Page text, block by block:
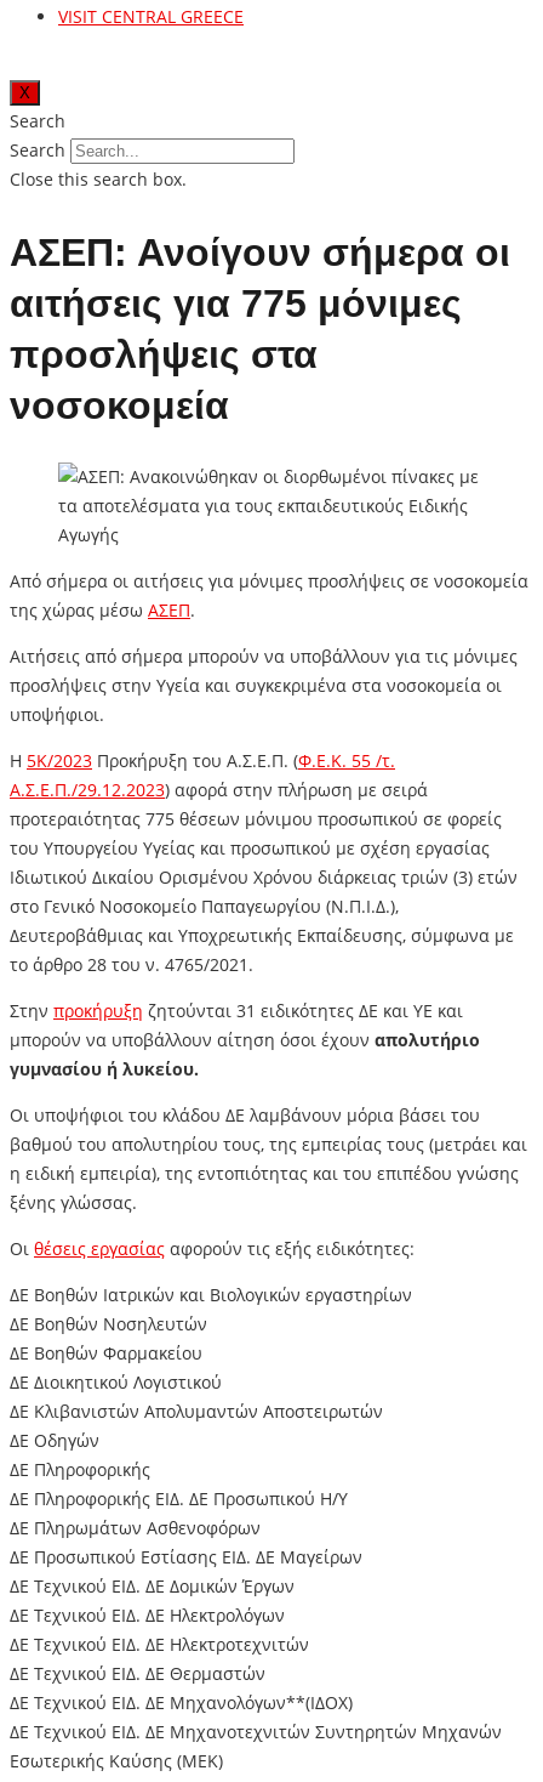
VISIT CENTRAL GREECE
X
Search
Search
Close this search box.
ΑΣΕΠ: Ανοίγουν σήμερα οι
αιτήσεις για 775 μόνιμες
προσλήψεις στα
νοσοκομεία
Από σήμερα οι αιτήσεις για μόνιμες προσλήψεις σε νοσοκομεία
της χώρας μέσω ΑΣΕΠ.
Αιτήσεις από σήμερα μπορούν να υποβάλλουν για τις μόνιμες
προσλήψεις στην Υγεία και συγκεκριμένα στα νοσοκομεία οι
υποψήφιοι.
Η 5Κ/2023 Προκήρυξη του Α.Σ.Ε.Π. (Φ.Ε.Κ. 55 /τ.
Α.Σ.Ε.Π./29.12.2023) αφορά στην πλήρωση με σειρά
προτεραιότητας 775 θέσεων μόνιμου προσωπικού σε φορείς
του Υπουργείου Υγείας και προσωπικού με σχέση εργασίας
Ιδιωτικού Δικαίου Ορισμένου Χρόνου διάρκειας τριών (3) ετών
στο Γενικό Νοσοκομείο Παπαγεωργίου (Ν.Π.Ι.Δ.),
Δευτεροβάθμιας και Υποχρεωτικής Εκπαίδευσης, σύμφωνα με
το άρθρο 28 του ν. 4765/2021.
Στην προκήρυξη ζητούνται 31 ειδικότητες ΔΕ και ΥΕ και
μπορούν να υποβάλλουν αίτηση όσοι έχουν απολυτήριο
γυμνασίου ή λυκείου.
Οι υποψήφιοι του κλάδου ΔΕ λαμβάνουν μόρια βάσει του
βαθμού του απολυτηρίου τους, της εμπειρίας τους (μετράει και
η ειδική εμπειρία), της εντοπιότητας και του επιπέδου γνώσης
ξένης γλώσσας.
Οι θέσεις εργασίας αφορούν τις εξής ειδικότητες:
ΔΕ Βοηθών Ιατρικών και Βιολογικών εργαστηρίων
ΔΕ Βοηθών Νοσηλευτών
ΔΕ Βοηθών Φαρμακείου
ΔΕ Διοικητικού Λογιστικού
ΔΕ Κλιβανιστών Απολυμαντών Αποστειρωτών
ΔΕ Οδηγών
ΔΕ Πληροφορικής
ΔΕ Πληροφορικής ΕΙΔ. ΔΕ Προσωπικού Η/Υ
ΔΕ Πληρωμάτων Ασθενοφόρων
ΔΕ Προσωπικού Εστίασης ΕΙΔ. ΔΕ Μαγείρων
ΔΕ Τεχνικού ΕΙΔ. ΔΕ Δομικών Έργων
ΔΕ Τεχνικού ΕΙΔ. ΔΕ Ηλεκτρολόγων
ΔΕ Τεχνικού ΕΙΔ. ΔΕ Ηλεκτροτεχνιτών
ΔΕ Τεχνικού ΕΙΔ. ΔΕ Θερμαστών
ΔΕ Τεχνικού ΕΙΔ. ΔΕ Μηχανολόγων**(ΙΔΟΧ)
ΔΕ Τεχνικού ΕΙΔ. ΔΕ Μηχανοτεχνιτών Συντηρητών Μηχανών
Εσωτερικής Καύσης (ΜΕΚ)